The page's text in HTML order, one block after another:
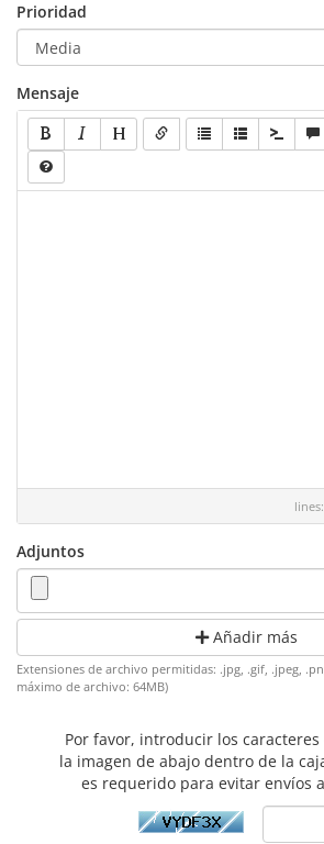
Prioridad
Mensaje
Adjuntos
Añadir más
Extensiones de archivo permitidas: .jpg, .gif, .jpeg,
máximo de archivo: 64MB)
Por favor, introducir los caracteres
la imagen de abajo dentro de la
es requerido para evitar envíos